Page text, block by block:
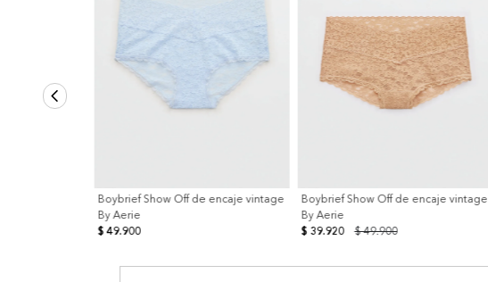
Boybrief Show Off de encaje vintage
By Aerie
$ 49.900
Boybrief Show Off de encaje vintage
By Aerie
$ 49.900
$ 39.920